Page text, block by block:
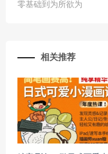
零基础到为所欲为
相关推荐